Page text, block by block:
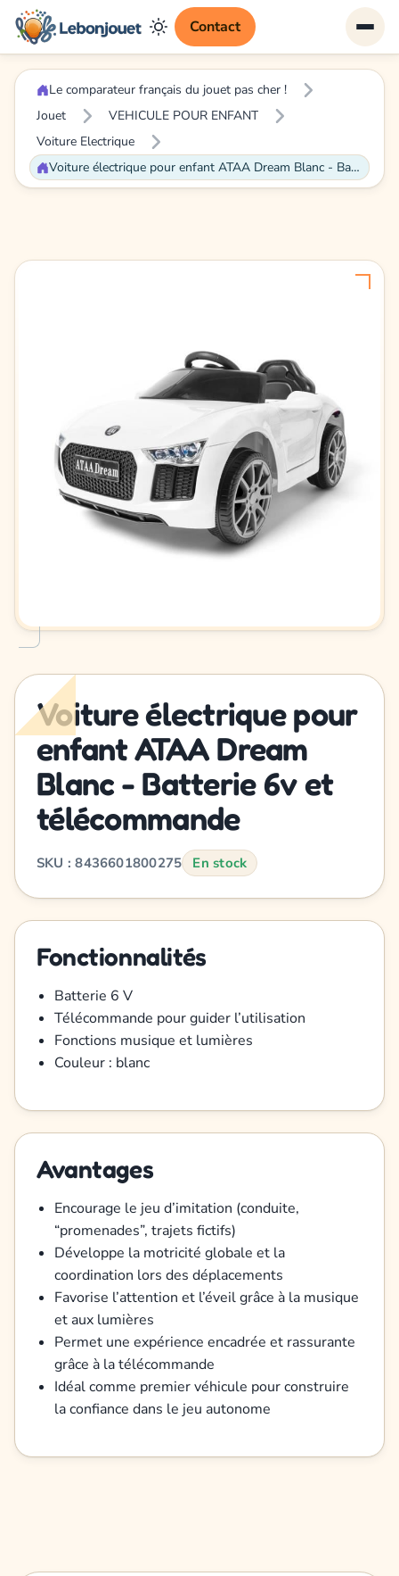
Contact
Le comparateur français du jouet pas cher !
Jouet
VEHICULE POUR ENFANT
Voiture Electrique
Voiture électrique pour enfant ATAA Dream Blanc - Batterie 6v et télécommande
Voiture électrique pour
enfant ATAA Dream
Blanc - Batterie 6v et
télécommande
SKU : 8436601800275 En stock
Fonctionnalités
Batterie 6 V
Télécommande pour guider l’utilisation
Fonctions musique et lumières
Couleur : blanc
Avantages
Encourage le jeu d’imitation (conduite,
“promenades”, trajets fictifs)
Développe la motricité globale et la
coordination lors des déplacements
Favorise l’attention et l’éveil grâce à la musique
et aux lumières
Permet une expérience encadrée et rassurante
grâce à la télécommande
Idéal comme premier véhicule pour construire
la confiance dans le jeu autonome